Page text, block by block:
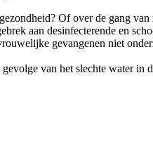
Of over de gang
aan desinfecterende en
gevangenen niet
van het slechte water in